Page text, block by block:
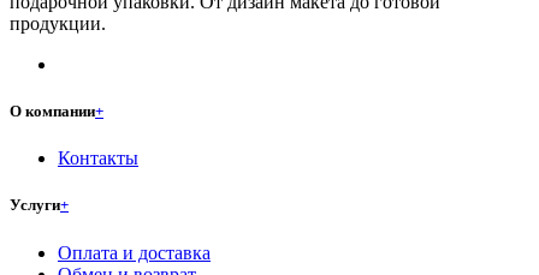
продукции.
О компании+
Контакты
Услуги+
Оплата и доставка